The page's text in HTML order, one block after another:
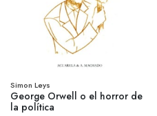
Simon Leys
George Orwell o el horror de
la política